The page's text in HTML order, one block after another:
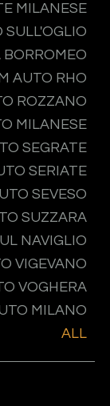
MILANESE
SULL'OGLIO
AUTO RHO
ROZZANO
MILANESE
SEGRATE
SERIATE
SEVESO
SUZZARA
NAVIGLIO
VIGEVANO
VOGHERA
MILANO
ALL